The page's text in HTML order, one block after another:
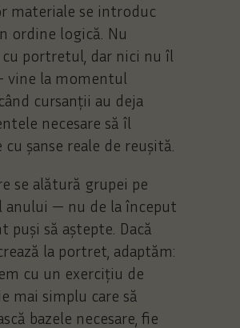
materiale se introduc
ordine logică. Nu
portretul, dar nici nu îl
vine la momentul
cursanții au deja
necesare să îl
cu șanse reale de reușită.
se alătură grupei pe
anului — nu de la început
puși să aștepte. Dacă
la portret, adaptăm:
cu un exercițiu de
mai simplu care să
bazele necesare, fie